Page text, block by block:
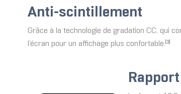
Anti-scintillement
Grâce à la technologie de gradation CC, qui
l’écran pour un affichage plus confortable. [3]